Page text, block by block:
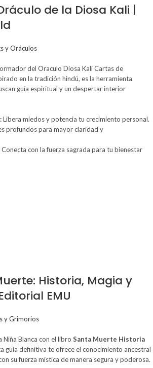
de la Diosa Kali |
y Oráculos
del Oraculo Diosa Kali Cartas de
en la tradición hindú, es la herramienta
guía espiritual y un despertar interior
Libera miedos y potencia tu crecimiento personal.
profundos para mayor claridad y
Conecta con la fuerza sagrada para tu bienestar
Historia, Magia y
EMU
y Grimorios
Blanca con el libro Santa Muerte Historia
guía definitiva te ofrece el conocimiento ancestral
su fuerza mística de manera segura y poderosa.